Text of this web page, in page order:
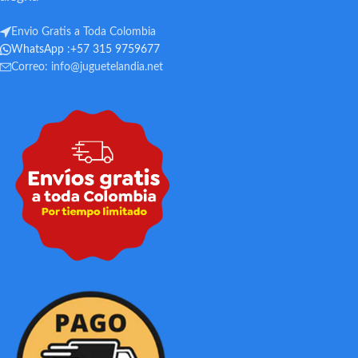
Envio Gratis a Toda Colombia
WhatsApp :+57 315 9759677
Correo: info@juguetelandia.net